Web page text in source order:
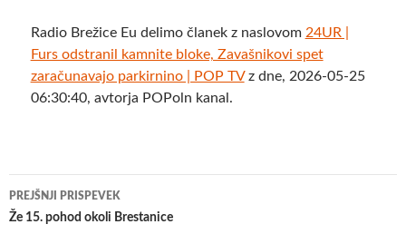
Radio Brežice Eu delimo članek z naslovom 24UR |
Furs odstranil kamnite bloke, Zavašnikovi spet
zaračunavajo parkirnino | POP TVz dne, 2026-05-25
06:30:40, avtorja POPoln kanal.
Krmarjenje
po
PREJŠNJI PRISPEVEK
Že 15. pohod okoli Brestanice